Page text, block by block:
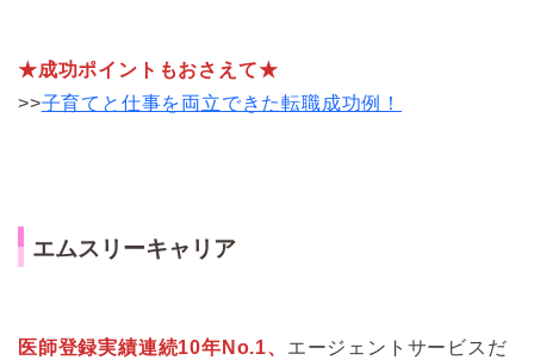
★成功ポイントもおさえて★
>>子育てと仕事を両立できた転職成功例！
エムスリーキャリア
医師登録実績連続10年No.1、 エージェントサービスだ